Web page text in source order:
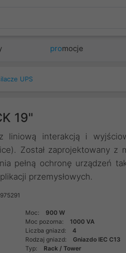
promocje
UPS
19"
liniową interakcją i
Został zaprojektowany z
pełną ochronę urządzeń
przemysłowych.
Moc:
900 W
Moc pozorna:
1000 VA
Liczba gniazd:
4
Rodzaj gniazd:
Gniazdo IEC C13
Typ:
Rack / Tower